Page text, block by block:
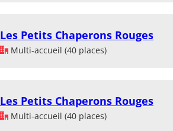
Les Petits Chaperons Rouges
Multi-accueil (40 places)
Les Petits Chaperons Rouges
Multi-accueil (40 places)